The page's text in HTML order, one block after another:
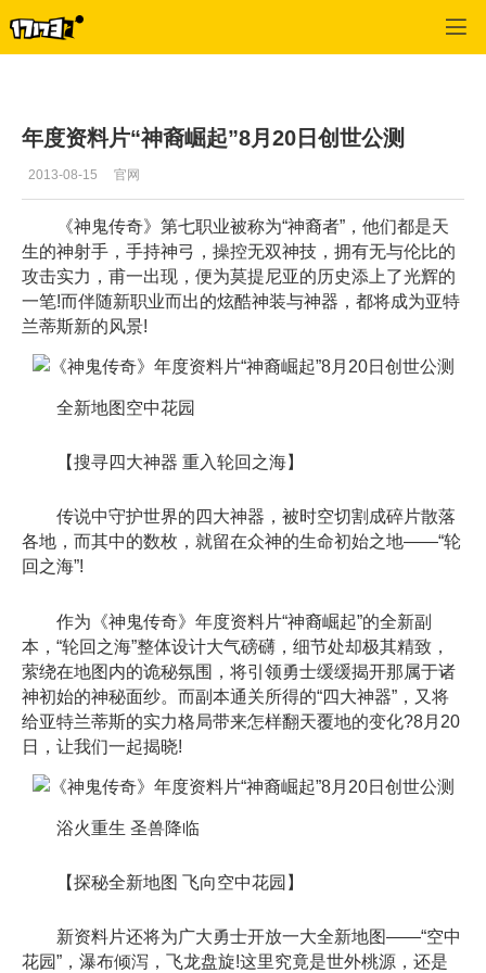
年度资料片“神裔崛起”8月20日创世公测
2013-08-15 官网
《神鬼传奇》第七职业被称为“神裔者”，他们都是天
生的神射手，手持神弓，操控无双神技，拥有无与伦比的
攻击实力，甫一出现，便为莫提尼亚的历史添上了光辉的
一笔!而伴随新职业而出的炫酷神装与神器，都将成为亚特
兰蒂斯新的风景!
全新地图空中花园
【搜寻四大神器 重入轮回之海】
传说中守护世界的四大神器，被时空切割成碎片散落
各地，而其中的数枚，就留在众神的生命初始之地——“轮
回之海”!
作为《神鬼传奇》年度资料片“神裔崛起”的全新副
本，“轮回之海”整体设计大气磅礴，细节处却极其精致，
萦绕在地图内的诡秘氛围，将引领勇士缓缓揭开那属于诸
神初始的神秘面纱。而副本通关所得的“四大神器”，又将
给亚特兰蒂斯的实力格局带来怎样翻天覆地的变化?8月20
日，让我们一起揭晓!
浴火重生 圣兽降临
【探秘全新地图 飞向空中花园】
新资料片还将为广大勇士开放一大全新地图——“空中
花园”，瀑布倾泻，飞龙盘旋!这里究竟是世外桃源，还是